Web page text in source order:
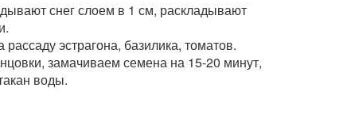
снег слоем в 1 см, раскладывают
эстрагона, базилика, томатов.
замачиваем семена на 15-20 минут,
воды.